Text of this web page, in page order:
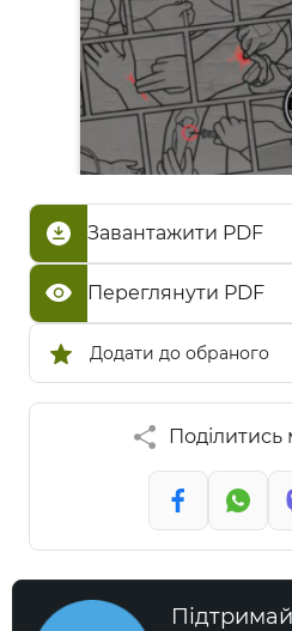
Додати до обраного
Завантажити PDF
Переглянути PDF
Поділитись